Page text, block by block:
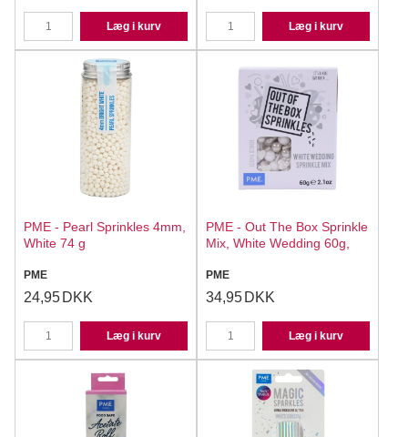
Læg i kurv Læg i kurv
PME - Pearl Sprinkles 4mm,
White 74 g
PME
24,95 DKK
Læg i kurv
PME - Out The Box Sprinkle
Mix, White Wedding 60g,
PME
34,95 DKK
Læg i kurv